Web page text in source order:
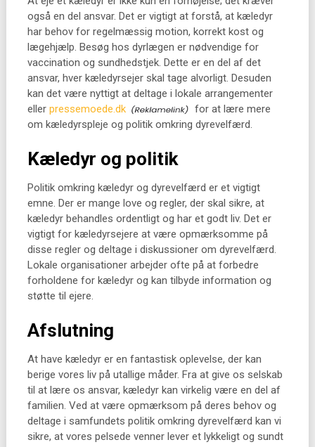
også en del ansvar. Det er vigtigt at forstå, at kæledyr
har behov for regelmæssig motion, korrekt kost og
lægehjælp. Besøg hos dyrlægen er nødvendige for
vaccination og sundhedstjek. Dette er en del af det
ansvar, hver kæledyrsejer skal tage alvorligt. Desuden
kan det være nyttigt at deltage i lokale arrangementer
eller pressemoede.dk
for at lære mere
om kæledyrspleje og politik omkring dyrevelfærd.
Kæledyr og politik
Politik omkring kæledyr og dyrevelfærd er et vigtigt
emne. Der er mange love og regler, der skal sikre, at
kæledyr behandles ordentligt og har et godt liv. Det er
vigtigt for kæledyrsejere at være opmærksomme på
disse regler og deltage i diskussioner om dyrevelfærd.
Lokale organisationer arbejder ofte på at forbedre
forholdene for kæledyr og kan tilbyde information og
støtte til ejere.
Afslutning
At have kæledyr er en fantastisk oplevelse, der kan
berige vores liv på utallige måder. Fra at give os selskab
til at lære os ansvar, kæledyr kan virkelig være en del af
familien. Ved at være opmærksom på deres behov og
deltage i samfundets politik omkring dyrevelfærd kan vi
sikre, at vores pelsede venner lever et lykkeligt og sundt